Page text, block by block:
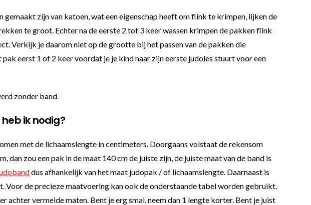
zijn van katoen, wat een eigenschap heeft om flink te krimpen, lijken de
te groot. Echter na de eerste 2 tot 3 keer wassen krimpen de pakken flink
Verkijk je daarom niet op de grootte bij het passen van de pakken die
eerst 1 of 2 keer voordat je je kind naar zijn eerste judoles stuurt voor een
zonder band.
ik nodig?
met de lichaamslengte in centimeters. Doorgaans volstaat de rekensom
dan zou een pak in de maat 140 cm de juiste zijn, de juiste maat van de band is
dus afhankelijk van het maat judopak / of lichaamslengte. Daarnaast is
Voor de precieze maatvoering kan ook de onderstaande tabel worden gebruikt.
achter vermelde maten. Bent je erg smal, neem dan 1 lengte korter. Bent je juist